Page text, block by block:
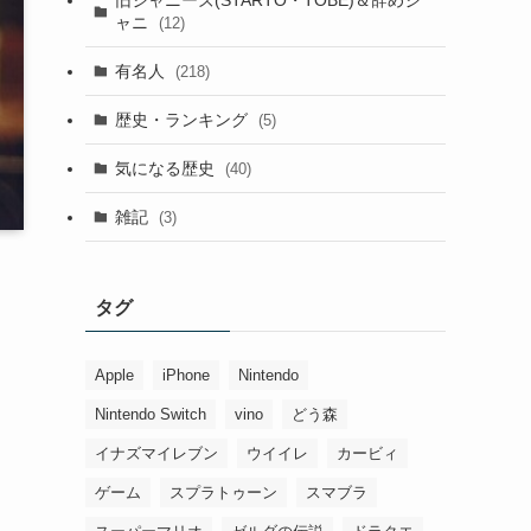
ャニ
(12)
有名人 (218)
歴史・ランキング (5)
気になる歴史 (40)
雑記 (3)
タグ
Apple iPhone Nintendo
Nintendo Switch vino どう森
イナズマイレブン ウイイレ カービィ
ゲーム スプラトゥーン スマブラ